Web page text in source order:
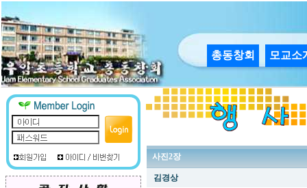
총동창회 모교소
사진2장
김경상